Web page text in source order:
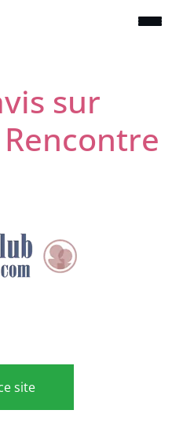
sur
site